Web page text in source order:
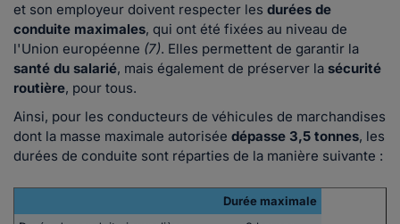
et son employeur doivent respecter les durées de
conduite maximales, qui ont été fixées au niveau de
l'Union européenne (7). Elles permettent de garantir la
santé du salarié, mais également de préserver la sécurité
routière, pour tous.
Ainsi, pour les conducteurs de véhicules de marchandises
dont la masse maximale autorisée dépasse 3,5 tonnes, les
durées de conduite sont réparties de la manière suivante :
Durée maximale